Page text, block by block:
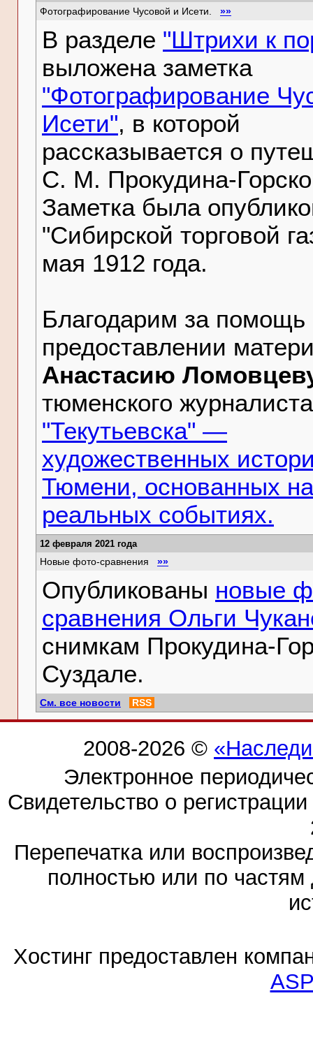
Фотографирование Чусовой и Исети. »»
В разделе "Штрихи к
выложена заметка
"Фотографирование
Исети", в которой
рассказывается о
С. М. Прокудина-
Заметка была
"Сибирской торговой
мая 1912 года.
Благодарим за помощь
предоставлении
Анастасию
тюменского
"Текутьевска" —
художественных
Тюмени, основанных на
реальных событиях.
12 февраля 2021 года
Новые фото-сравнения »»
Опубликованы новые
сравнения Ольги
снимкам Прокудина-
Суздале.
См. все новости RSS
2008-2026 ©
Электронное
Свидетельство о
Перепечатка или
полностью или по частям
Хостинг предоставлен